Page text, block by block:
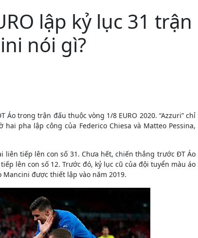
lập kỷ lục 31 trận
nói gì?
trong trận đấu thuộc vòng 1/8 EURO 2020. “Azzuri” chỉ
pha lập công của Federico Chiesa và Matteo Pessina,
tiếp lên con số 31. Chưa hết, chiến thắng trước ĐT Áo
lên con số 12. Trước đó, kỷ lục cũ của đội tuyển màu áo
được thiết lập vào năm 2019.